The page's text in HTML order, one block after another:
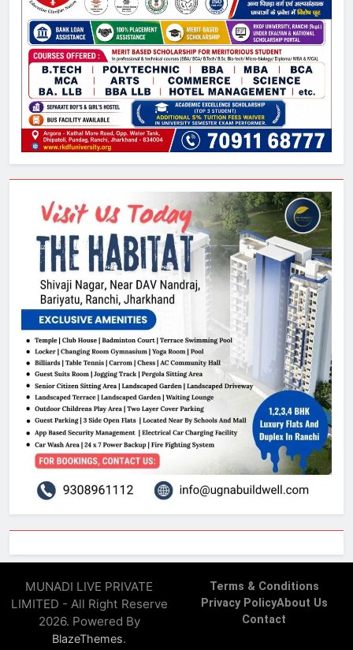
MUNADI LIVE PRIVATE
LIMITED - All Right Reserve
2026. Powered By
BlazeThemes.
Terms & Conditions
Privacy PolicyAbout Us
Contact